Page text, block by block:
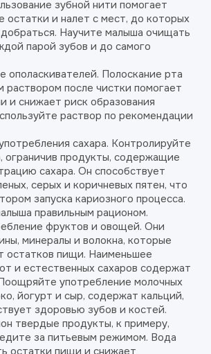
зубной нити помогает
остатки и налет с мест, до которых
Научите малыша очищать
парой зубов и до самого
ополаскивателей. Полоскание рта
раствором после чистки помогает
и снижает риск образования
раствор по рекомендации
сахара. Контролируйте
ограничив продукты, содержащие
сахара. Он способствует
серых и коричневых пятен, что
запуска кариозного процесса.
правильным рационом.
фруктов и овощей. Они
минералы и волокна, которые
остатков пищи. Наименьшее
и естественных сахаров содержат
употребление молочных
йогурт и сыр, содержат кальций,
здоровью зубов и костей.
твердые продукты, к примеру,
за питьевым режимом. Вода
остатки пищи и снижает